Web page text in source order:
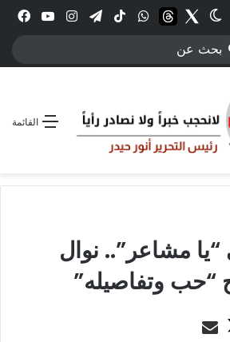
انستقرامتيلقرام‫TikTokواتسابthreadsTwitter
الوضع المظلم
بحث
القائمة
“يا مشاعر”.. نوال
“حب وتفاصيله”
ت